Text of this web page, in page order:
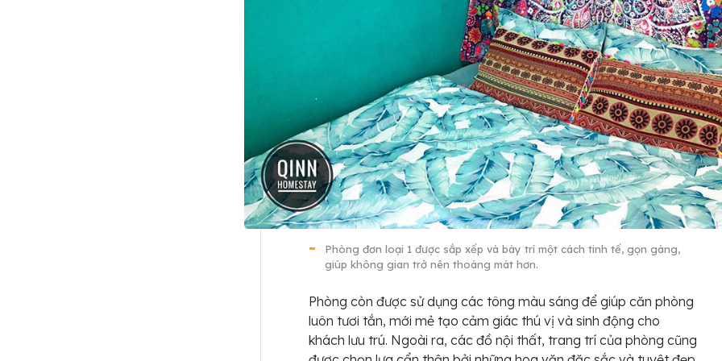
Phòng đơn loại 1 được sắp xếp và bày trí một cách tinh tế, gọn gàng,
giúp không gian trở nên thoáng mát hơn.
Phòng còn được sử dụng các tông màu sáng để giúp căn phòng
luôn tươi tắn, mới mẻ tạo cảm giác thú vị và sinh động cho
khách lưu trú. Ngoài ra, các đồ nội thất, trang trí của phòng cũng